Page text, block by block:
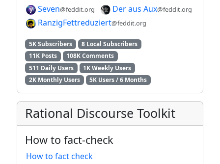
Seven@feddit.org Der aus Aux@feddit.org
RanzigFettreduziert@feddit.org
5K Subscribers
8 Local Subscribers
11K Posts
108K Comments
511 Daily Users
1K Weekly Users
2K Monthly Users
5K Users / 6 Months
Rational Discourse Toolkit
How to fact-check
How to fact check